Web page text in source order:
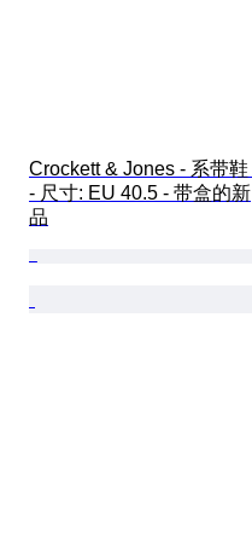
Crockett & Jones - 系带鞋
- 尺寸: EU 40.5 - 带盒的新
品